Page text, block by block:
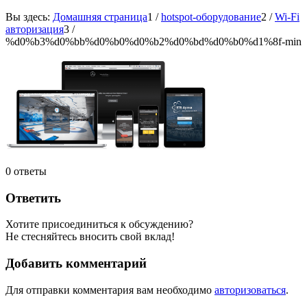
Вы здесь: Домашняя страница1 / hotspot-оборудование2 / Wi-Fi
авторизация3 /
%d0%b3%d0%bb%d0%b0%d0%b2%d0%bd%d0%b0%d1%8f-min
0 ответы
Ответить
Хотите присоединиться к обсуждению?
Не стесняйтесь вносить свой вклад!
Добавить комментарий
Для отправки комментария вам необходимо авторизоваться.